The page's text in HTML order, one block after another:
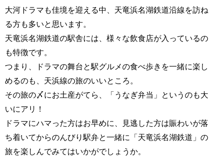
大河ドラマも佳境を迎える中、天竜浜名湖鉄道沿線を訪ね
る方も多いと思います。
天竜浜名湖鉄道の駅舎には、様々な飲食店が入っているの
も特徴です。
つまり、ドラマの舞台と駅グルメの食べ歩きを一緒に楽し
めるのも、天浜線の旅のいいところ。
その旅の〆にお土産がてら、「うなぎ弁当」というのも大
いにアリ！
ドラマにハマった方はお早めに、見逃した方は賑わいが落
ち着いてからのんびり駅弁と一緒に「天竜浜名湖鉄道」の
旅を楽しんでみてはいかがでしょうか。